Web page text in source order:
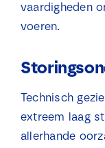
vaardigheden
voeren.
Technisch
extreem laag
allerhande